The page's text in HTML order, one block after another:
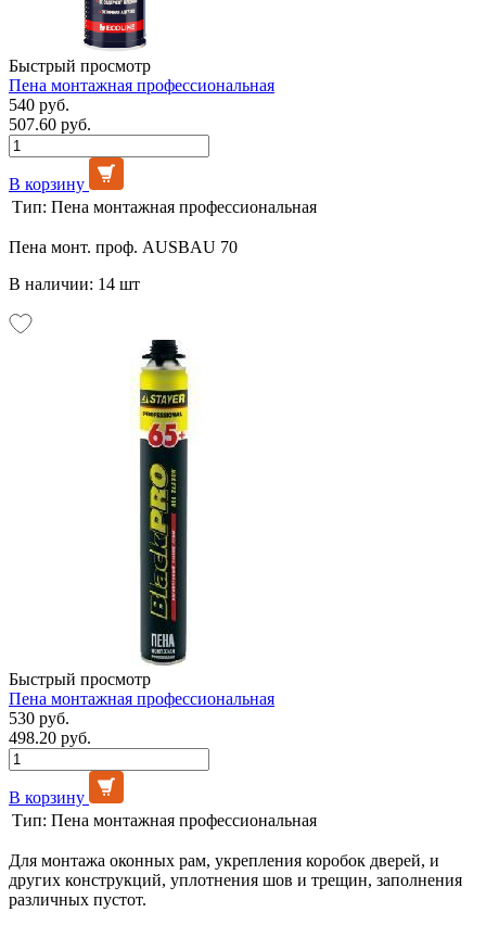
Быстрый просмотр
Пена монтажная профессиональная
540 руб.
507.60 руб.
В корзину
Тип: Пена монтажная профессиональная
Пена монт. проф. AUSBAU 70
В наличии: 14 шт
Быстрый просмотр
Пена монтажная профессиональная
530 руб.
498.20 руб.
В корзину
Тип: Пена монтажная профессиональная
Для монтажа оконных рам, укрепления коробок дверей, и
других конструкций, уплотнения шов и трещин, заполнения
различных пустот.